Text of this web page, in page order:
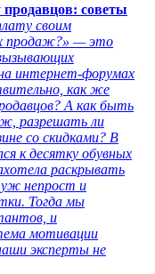
советы
своим
продаж?» — это
интернет-форумах
как же
А как быть
разрешать ли
со скидками? В
к десятку обувных
раскрывать
непрост и
Тогда мы
и
мотивации
эксперты не